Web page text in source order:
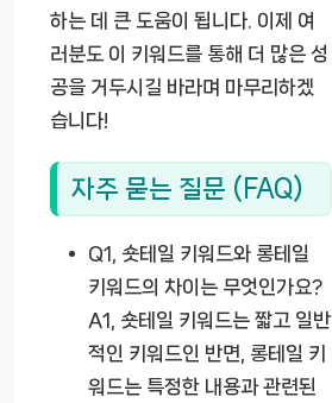
하는 데 큰 도움이 됩니다. 이제 여
러분도 이 키워드를 통해 더 많은 성
공을 거두시길 바라며 마무리하겠
습니다!
자주 묻는 질문 (FAQ)
Q1, 숏테일 키워드와 롱테일
키워드의 차이는 무엇인가요?
A1, 숏테일 키워드는 짧고 일반
적인 키워드인 반면, 롱테일 키
워드는 특정한 내용과 관련된